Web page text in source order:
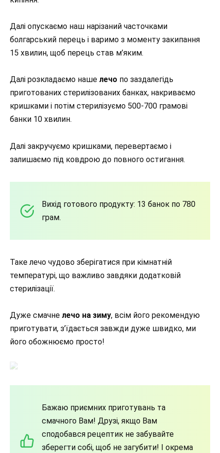
Далі опускаємо наш нарізаний часточками
болгарський перець і варимо з моменту закипання
15 хвилин, щоб перець став м’яким.
Далі розкладаємо наше лечо по заздалегідь
приготованих стерилізованих банках, накриваємо
кришками і потім стерилізуємо 500-700 грамові
банки 10 хвилин.
Далі закручуємо кришками, перевертаємо і
залишаємо під ковдрою до повного остигання.
Вихід готового продукту: 13 банок по 780
грам.
Таке лечо чудово зберігатися при кімнатній
температурі, що важливо завдяки додатковій
стерилізації.
Дуже смачне лечо на зиму, всім його рекомендую
приготувати, з’їдається завжди дуже швидко, ми
його обожнюємо просто!
Бажаю приємних приготувань та
смачного Вам! Друзі, якщо Вам
сподобався рецептик не забувайте
зберегти собі, щоб не загубити! І окрема